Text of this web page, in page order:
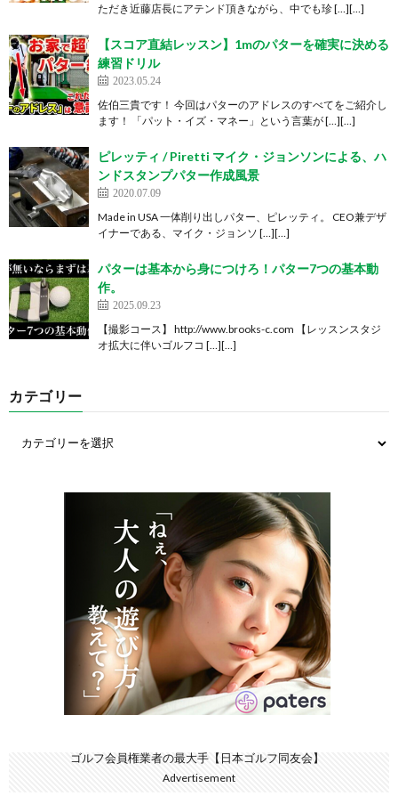
ただき近藤店長にアテンド頂きながら、中でも珍 […][…]
【スコア直結レッスン】1mのパターを確実に決める
練習ドリル
2023.05.24
佐伯三貴です！ 今回はパターのアドレスのすべてをご紹介し
ます！ 「パット・イズ・マネー」という言葉が […][…]
ピレッティ / Piretti マイク・ジョンソンによる、ハ
ンドスタンプパター作成風景
2020.07.09
Made in USA 一体削り出しパター、ピレッティ。 CEO兼デザ
イナーである、マイク・ジョンソ […][…]
パターは基本から身につけろ！パター7つの基本動
作。
2025.09.23
【撮影コース】 http://www.brooks-c.com 【レッスンスタジ
オ拡大に伴いゴルフコ […][…]
カテゴリー
ゴルフ会員権業者の最大手【日本ゴルフ同友会】
Advertisement